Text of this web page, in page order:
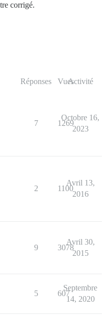
corrigé.
Réponses VuesActivité
7 1269
Octobre 16,
2023
2 1100
Avril 13,
2016
9 3078
Avril 30,
2015
5 607
Septembre
14, 2020